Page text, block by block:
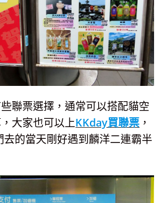
聯票選擇，通常可以搭配貓空
大家也可以上KKday買聯票 ，
的當天剛好遇到麟洋二連霸半